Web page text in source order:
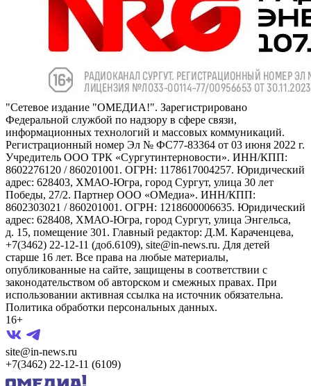
"Сетевое издание "ОМЕДИА!". Зарегистрировано
Федеральной службой по надзору в сфере связи,
информационных технологий и массовых коммуникаций.
Регистрационный номер Эл № ФС77-83364 от 03 июня 2022 г.
Учредитель ООО ТРК «Сургутинтерновости». ИНН/КПП:
8602276120 / 860201001. ОГРН: 1178617004257. Юридический
адрес: 628403, ХМАО-Югра, город Сургут, улица 30 лет
Победы, 27/2. Партнер ООО «ОМедиа». ИНН/КПП:
8602303021 / 860201001. ОГРН: 1218600006635. Юридический
адрес: 628408, ХМАО-Югра, город Сургут, улица Энгельса,
д. 15, помещение 301. Главный редактор: Д.М. Караченцева,
+7(3462) 22-12-11 (доб.6109), site@in-news.ru. Для детей
старше 16 лет. Все права на любые материалы,
опубликованные на сайте, защищены в соответствии с
законодательством об авторском и смежных правах. При
использовании активная ссылка на источник обязательна.
Политика обработки персональных данных.
16+
site@in-news.ru
+7(3462) 22-12-11 (6109)